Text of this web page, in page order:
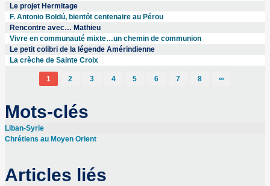
Le projet Hermitage
F. Antonio Boldú, bientôt centenaire au Pérou
Rencontre avec… Mathieu
Vivre en communauté mixte…un chemin de communion
Le petit colibri de la légende Amérindienne
La crèche de Sainte Croix
1 2 3 4 5 6 7 8 ∞
Mots-clés
Liban-Syrie
Chrétiens au Moyen Orient
Articles liés